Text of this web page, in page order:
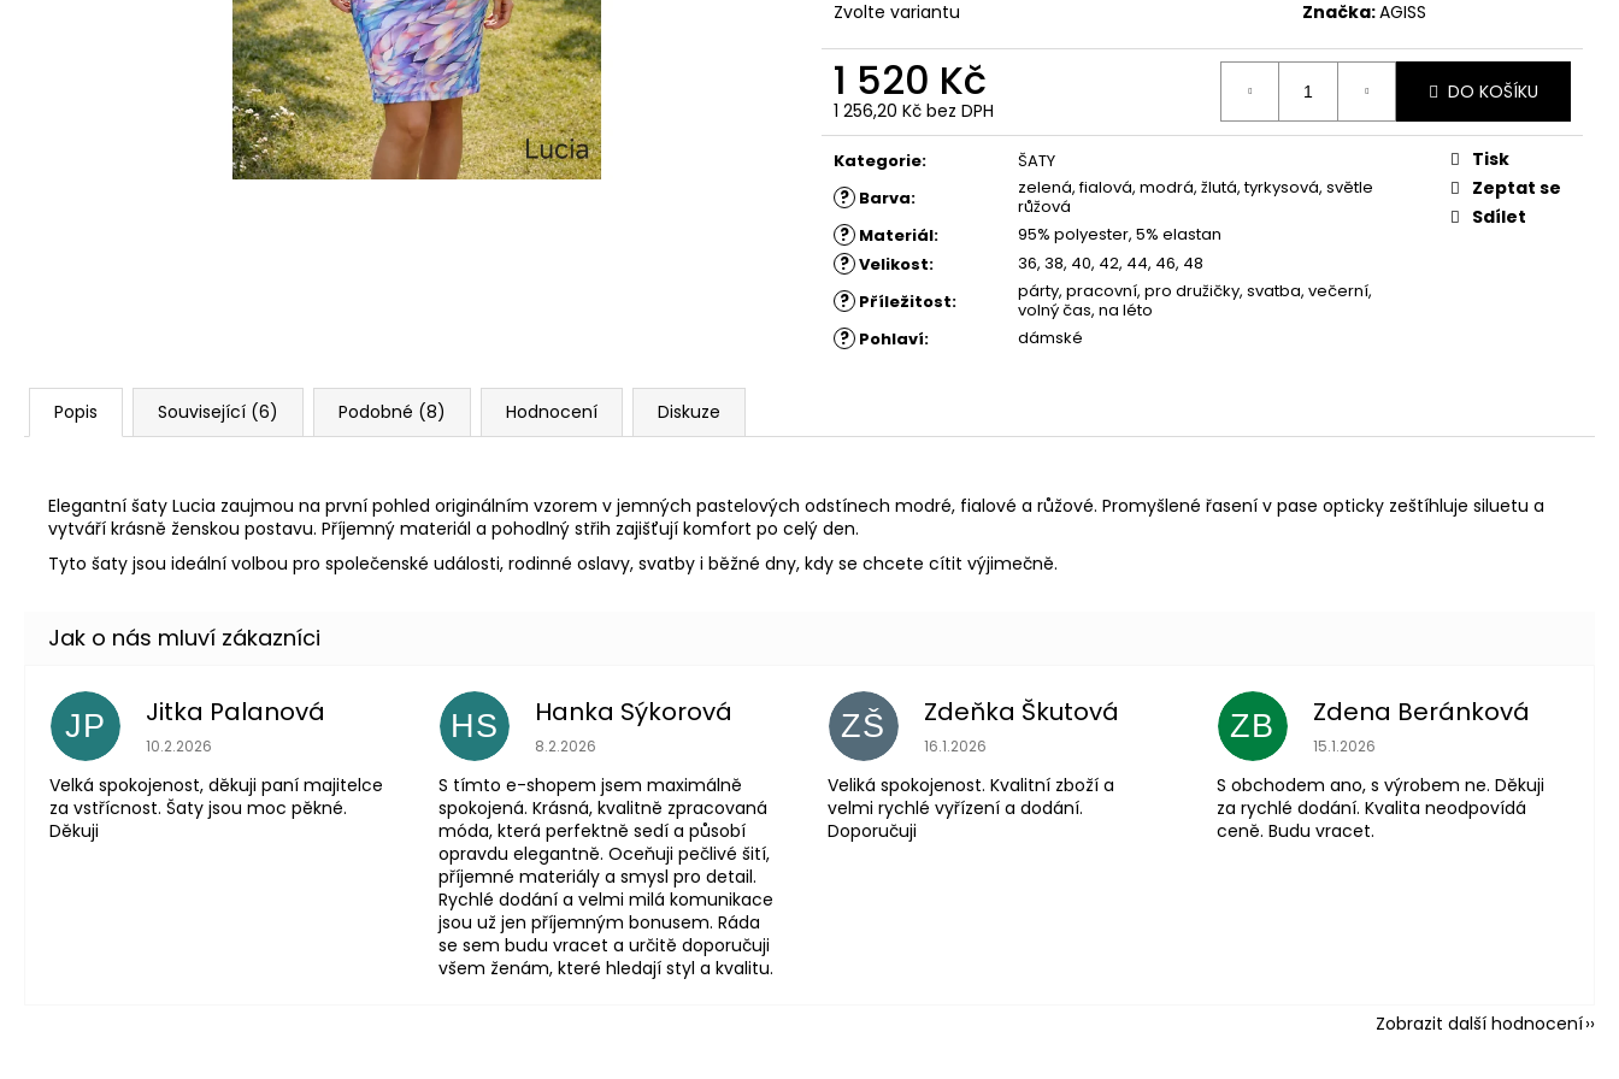
Zvolte variantu Značka:AGISS
1 520 Kč
1 256,20 Kč bez DPH
Měrná
cena:
DO KOŠÍKU
Kategorie: ŠATY
? Barva:
zelená, fialová, modrá, žlutá, tyrkysová, světle
růžová
? Materiál: 95% polyester, 5% elastan
? Velikost: 36, 38, 40, 42, 44, 46, 48
? Příležitost:
párty, pracovní, pro družičky, svatba, večerní,
volný čas, na léto
? Pohlaví: dámské
Tisk
Zeptat se
Sdílet
Popis Související (6) Podobné (8) Hodnocení Diskuze
Elegantní šaty Lucia zaujmou na první pohled originálním vzorem v jemných pastelových odstínech modré, fialové a růžové. Promyšlené řasení v pase opticky zeštíhluje siluetu a
vytváří krásně ženskou postavu. Příjemný materiál a pohodlný střih zajišťují komfort po celý den.
Tyto šaty jsou ideální volbou pro společenské události, rodinné oslavy, svatby i běžné dny, kdy se chcete cítit výjimečně.
JP Jitka Palanová
Hodnocení obchodu je 5 z 5 hvězdiček.
10.2.2026
Velká spokojenost, děkuji paní majitelce
za vstřícnost. Šaty jsou moc pěkné.
Děkuji
HS Hanka Sýkorová
Hodnocení obchodu je 5 z 5 hvězdiček.
8.2.2026
S tímto e-shopem jsem maximálně
spokojená. Krásná, kvalitně zpracovaná
móda, která perfektně sedí a působí
opravdu elegantně. Oceňuji pečlivé šití,
příjemné materiály a smysl pro detail.
Rychlé dodání a velmi milá komunikace
jsou už jen příjemným bonusem. Ráda
se sem budu vracet a určitě doporučuji
všem ženám, které hledají styl a kvalitu.
ZŠ Zdeňka Škutová
Hodnocení obchodu je 5 z 5 hvězdiček.
16.1.2026
Veliká spokojenost. Kvalitní zboží a
velmi rychlé vyřízení a dodání.
Doporučuji
ZB Zdena Beránková
Hodnocení obchodu je 1 z 5
15.1.2026
S obchodem ano, s výrobem ne. Děkuji
za rychlé dodání. Kvalita neodpovídá
ceně. Budu vracet.
Zobrazit další hodnocení
1 880 Kč
ŠATY ROSE - POUZDROVÉ ŠATY -
MODRÉ
1 680 Kč
ŠATY BELA